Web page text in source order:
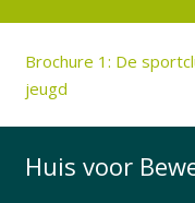
Brochure 1: De
jeugd
Huis voor